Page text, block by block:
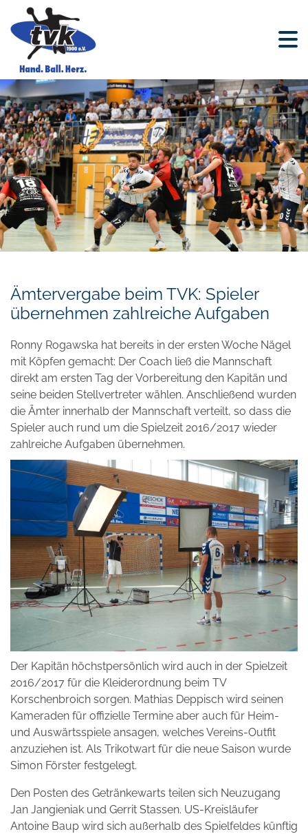
Ämtervergabe beim TVK: Spieler
übernehmen zahlreiche Aufgaben
Ronny Rogawska hat bereits in der ersten Woche Nägel
mit Köpfen gemacht: Der Coach ließ die Mannschaft
direkt am ersten Tag der Vorbereitung den Kapitän und
seine beiden Stellvertreter wählen. Anschließend wurden
die Ämter innerhalb der Mannschaft verteilt, so dass die
Spieler auch rund um die Spielzeit 2016/2017 wieder
zahlreiche Aufgaben übernehmen.
Der Kapitän höchstpersönlich wird auch in der Spielzeit
2016/2017 für die Kleiderordnung beim TV
Korschenbroich sorgen. Mathias Deppisch wird seinen
Kameraden für offizielle Termine aber auch für Heim-
und Auswärtsspiele ansagen, welches Vereins-Outfit
anzuziehen ist. Als Trikotwart für die neue Saison wurde
Simon Förster festgelegt.
Den Posten des Getränkewarts teilen sich Neuzugang
Jan Jangieniak und Gerrit Stassen. US-Kreisläufer
Antoine Baup wird sich außerhalb des Spielfeldes künftig